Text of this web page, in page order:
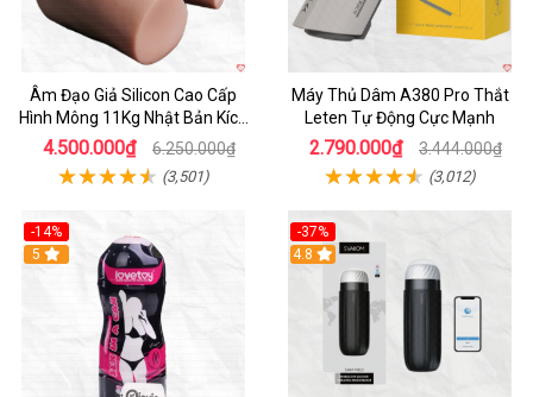
Âm Đạo Giả Silicon Cao Cấp
Hình Mông 11Kg Nhật Bản Kích
Thước Như Thật
4.500.000₫ 6.250.000₫
(3,501)
Máy Thủ Dâm A380 Pro Thắt
Leten Tự Động Cực Mạnh
2.790.000₫ 3.444.000₫
(3,012)
-14%
Hot
5
-37%
4.8